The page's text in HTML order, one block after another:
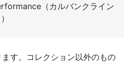
（カルバンクライン
す。コレクション以外のもの